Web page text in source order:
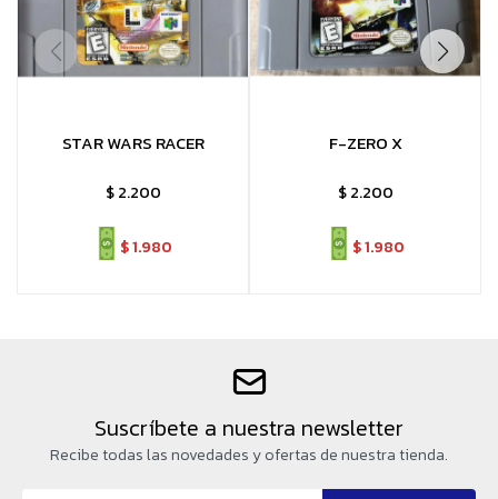
STAR WARS RACER
$ 2.200
$1.980
F-ZERO X
$ 2.200
$1.980
Suscríbete a nuestra newsletter
Recibe todas las novedades y ofertas de nuestra tienda.